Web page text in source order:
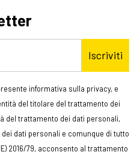
Iscriviti
informativa sulla privacy, e
del titolare del trattamento dei
del trattamento dei dati personali,
dati personali e comunque di tutto
2016/79, acconsento al trattamento